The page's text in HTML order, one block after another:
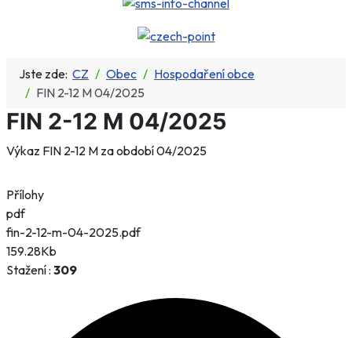
Jste zde: CZ Obec
Hospodaření obce
FIN 2-12 M 04/2025
FIN 2-12 M 04/2025
Výkaz FIN 2-12 M za období 04/2025
Přílohy
pdf
fin-2-12-m-04-2025.pdf
159.28Kb
Stažení : 309